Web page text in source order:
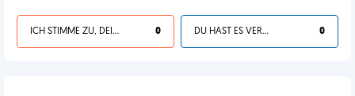
ICH STIMME ZU, DEIN LEBEN IST SCHEISSE 0 DU HAST ES VERDIENT 0